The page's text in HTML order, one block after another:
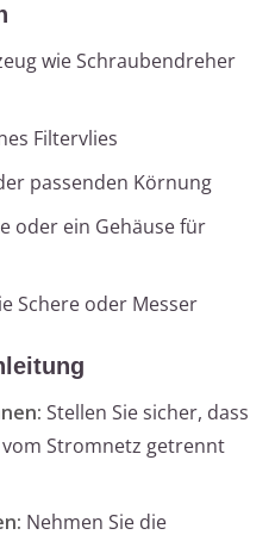
wie Schraubendreher
Filtervlies
passenden Körnung
oder ein Gehäuse für
Schere oder Messer
Stellen Sie sicher, dass
Stromnetz getrennt
Nehmen Sie die